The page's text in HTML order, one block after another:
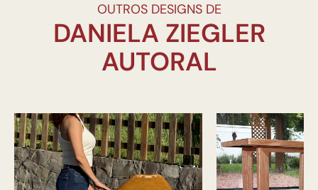
OUTROS DESIGNS DE
DANIELA ZIEGLER